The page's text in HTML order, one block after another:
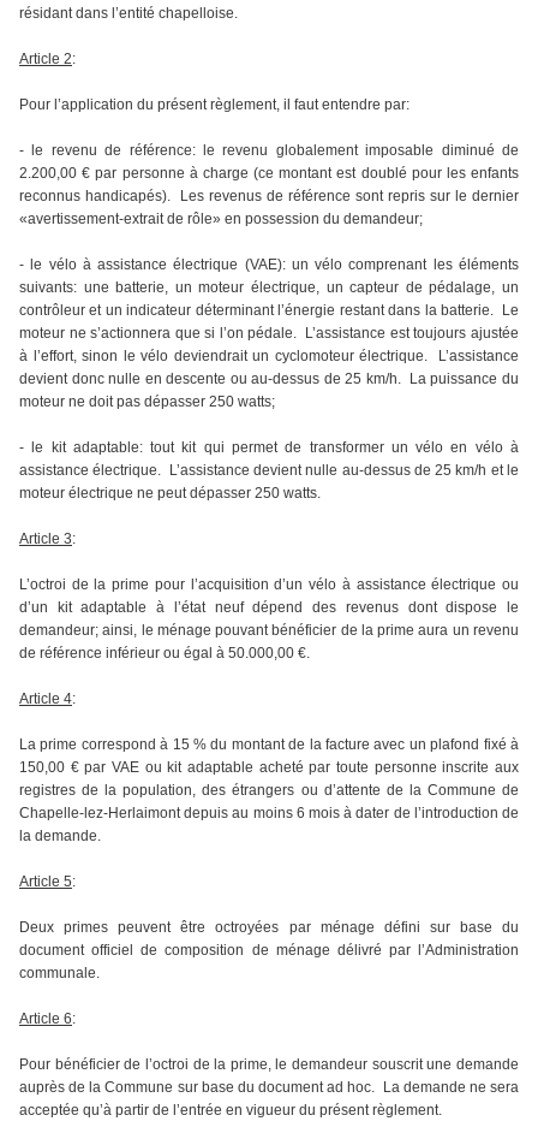
résidant dans l’entité chapelloise.
Article 2:
Pour l’application du présent règlement, il faut entendre par:
- le revenu de référence: le revenu globalement imposable diminué de
2.200,00 € par personne à charge (ce montant est doublé pour les enfants
reconnus handicapés). Les revenus de référence sont repris sur le dernier
«avertissement-extrait de rôle» en possession du demandeur;
- le vélo à assistance électrique (VAE): un vélo comprenant les éléments
suivants: une batterie, un moteur électrique, un capteur de pédalage, un
contrôleur et un indicateur déterminant l’énergie restant dans la batterie. Le
moteur ne s’actionnera que si l’on pédale. L’assistance est toujours ajustée
à l’effort, sinon le vélo deviendrait un cyclomoteur électrique. L’assistance
devient donc nulle en descente ou au-dessus de 25 km/h. La puissance du
moteur ne doit pas dépasser 250 watts;
- le kit adaptable: tout kit qui permet de transformer un vélo en vélo à
assistance électrique. L’assistance devient nulle au-dessus de 25 km/h et le
moteur électrique ne peut dépasser 250 watts.
Article 3:
L’octroi de la prime pour l’acquisition d’un vélo à assistance électrique ou
d’un kit adaptable à l’état neuf dépend des revenus dont dispose le
demandeur; ainsi, le ménage pouvant bénéficier de la prime aura un revenu
de référence inférieur ou égal à 50.000,00 €.
Article 4:
La prime correspond à 15 % du montant de la facture avec un plafond fixé à
150,00 € par VAE ou kit adaptable acheté par toute personne inscrite aux
registres de la population, des étrangers ou d’attente de la Commune de
Chapelle‑lez‑Herlaimont depuis au moins 6 mois à dater de l’introduction de
la demande.
Article 5:
Deux primes peuvent être octroyées par ménage défini sur base du
document officiel de composition de ménage délivré par l’Administration
communale.
Article 6:
Pour bénéficier de l’octroi de la prime, le demandeur souscrit une demande
auprès de la Commune sur base du document ad hoc. La demande ne sera
acceptée qu’à partir de l’entrée en vigueur du présent règlement.